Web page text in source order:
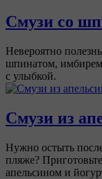
Смузи со
Невероятно
шпинатом, имбирем
с улыбкой.
Смузи из
Нужно остыть
пляже?
апельсином и